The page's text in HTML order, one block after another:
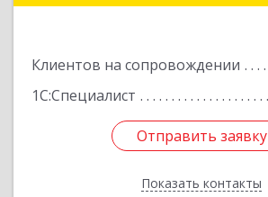
Клиентов на сопровождении
1С:Специалист
Отправить заявку
Показать контакты
Отправить заявку
Назад